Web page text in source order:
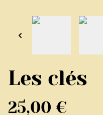
Les clés
25,00 €